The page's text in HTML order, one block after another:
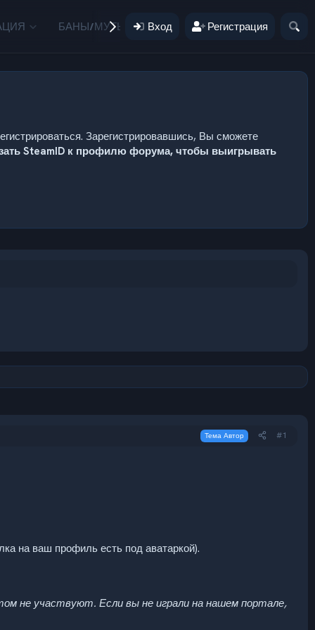
БАНЫ/МУТЫ ПОЖЕРТВОВАНИЯ
Вход Регистрация
Зарегистрировавшись, Вы сможете
SteamID к профилю форума, чтобы выигрывать
Тема Автор #1
на ваш профиль есть под аватаркой).
не участвуют. Если вы не играли на нашем портале,